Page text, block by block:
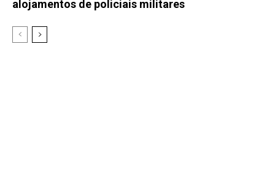
alojamentos de policiais militares